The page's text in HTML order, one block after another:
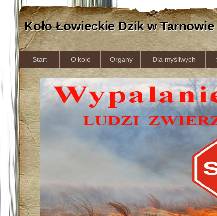
Koło Łowieckie Dzik w Tarnowie
Start O kole Organy Dla myśliwych